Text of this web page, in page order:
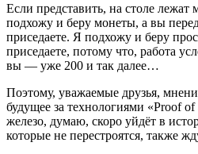
Если представить, на столе
подхожу и беру монеты, а вы перед
приседаете. Я подхожу и беру
приседаете, потому что, работа
вы — уже 200 и так далее…
Поэтому, уважаемые друзья,
будущее за технологиями «Proof
железо, думаю, скоро уйдёт в
которые не перестроятся, также